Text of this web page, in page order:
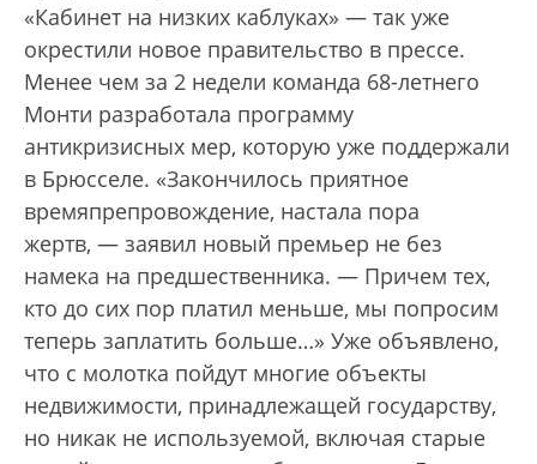
«Кабинет на низких каблуках» — так уже
окрестили новое правительство в прессе.
Менее чем за 2 недели команда 68-летнего
Монти разработала программу
антикризисных мер, которую уже поддержали
в Брюсселе. «Закончилось приятное
времяпрепровождение, настала пора
жертв, — заявил новый премьер не без
намека на предшественника. — Причем тех,
кто до сих пор платил меньше, мы попросим
теперь заплатить больше…» Уже объявлено,
что с молотка пойдут многие объекты
недвижимости, принадлежащей государству,
но никак не используемой, включая старые